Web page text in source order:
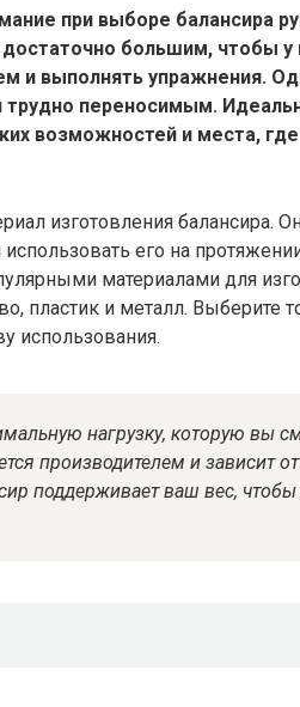
при выборе балансира
большим, чтобы у
и выполнять упражнения.
переносимым.
возможностей и места,
изготовления балансира.
его на
материалами для
пластик и металл. Выберите
использования.
нагрузку, которую вы
производителем и зависит
поддерживает ваш вес,